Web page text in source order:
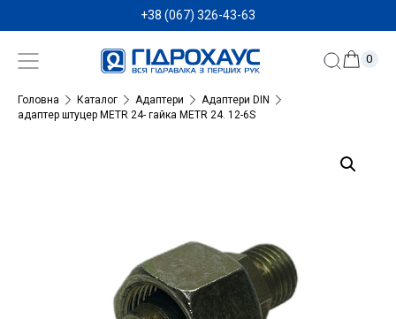
+38 (067) 326-43-63
0
Головна Каталог Адаптери
Адаптери DIN
адаптер штуцер METR 24- гайка METR 24. 12-6S